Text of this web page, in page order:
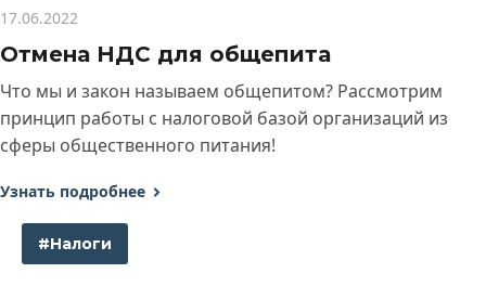
17.06.2022
Отмена НДС для общепита
Что мы и закон называем общепитом? Рассмотрим
принцип работы с налоговой базой организаций из
сферы общественного питания!
Узнать подробнее
#Налоги